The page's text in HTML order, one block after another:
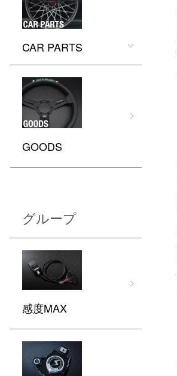
CAR PARTS
GOODS
グループ
感度MAX